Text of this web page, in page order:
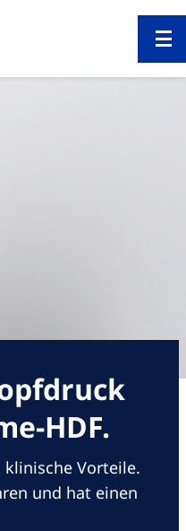
HDF.
klinische Vorteile.
und hat einen